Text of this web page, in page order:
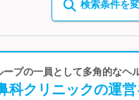
検索条件を
プの一員として多角的なヘ
科クリニックの運営